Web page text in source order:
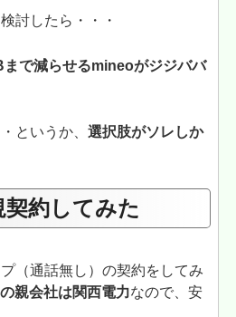
討したら・・・
まで減らせるmineoがジジババ
というか、選択肢がソレしか
約してみた
（通話無し）の契約をしてみ
親会社は関西電力なので、安